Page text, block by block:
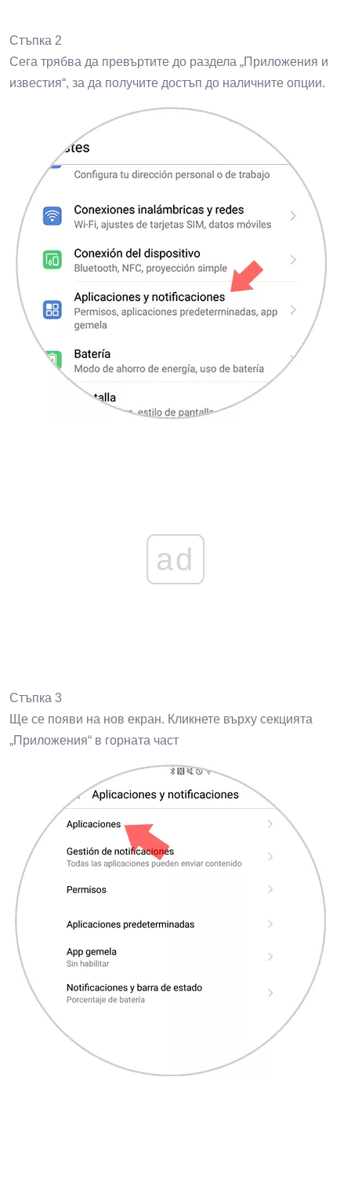
Стъпка 2
Сега трябва да превъртите до раздела „Приложения и
известия“, за да получите достъп до наличните опции.
ad
Стъпка 3
Ще се появи на нов екран. Кликнете върху секцията
„Приложения“ в горната част